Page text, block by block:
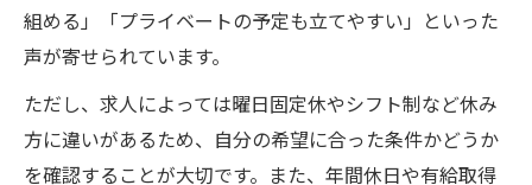
長期就業を目指すなら完全週休２日が最適
五反野駅で見つける安心完全週休２日求人
通勤しやすい調剤薬局求人で叶う理想の働き方
完全週休２日求人と通勤のしやすさの重要
性
組める」「プライベートの予定も立てやすい」といった
声が寄せられています。
ただし、求人によっては曜日固定休やシフト制など休み
方に違いがあるため、自分の希望に合った条件かどうか
を確認することが大切です。また、年間休日や有給取得